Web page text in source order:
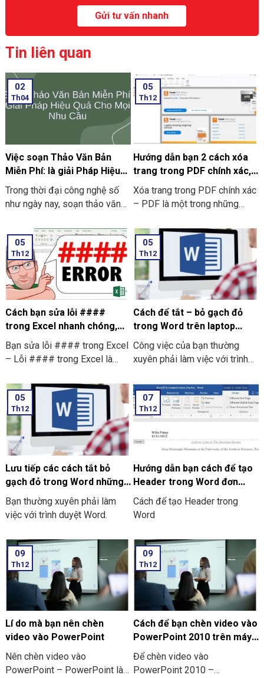
Tin liên quan
02
Th04
Việc soạn Thảo Văn Bản
Miễn Phí: là giải Pháp Hiệu
Quả Cho Mọi Nhu Cầu
Trong thời đại công nghệ số
như ngày nay, soạn thảo văn
cầu thiết yếu cho học sinh,
sinh viên, cả nhân viên văn
phòng và doanh nghiệp.
05
Th12
Hướng dẫn bạn 2 cách xóa
trang trong PDF chính xác,
nhanh chóng
Xóa trang trong PDF chính xác
– PDF là một trong những
trình chia sẻ và truyền tải
thông tin và tài liệu giữa mọi
người với nhau. Tuy vậy ở
trong quá trình thao tác, đôi lúc
người dùng sẽ muốn xóa đi
trang PDF thừa hoặc là những
trang PDF trắng
05
Th12
Cách bạn sửa lỗi ####
trong Excel nhanh chóng,
đơn giản nhất
Bạn sửa lỗi #### trong Excel
– Lỗi #### trong Excel là
một ô không đủ rộng để hiển
thị được toàn bộ dữ liệu bên
trong. Điều này thường xảy ra
do nhiều nguyên nhân khác
nhau, bao gồm là:
05
Th12
Cách để tắt – bỏ gạch đỏ
trong Word trên laptop
Window mới nhất
Công việc của bạn thường
xuyên phải làm việc với trình
chịu khi các gạch đỏ xuất hiện
liên tục. Và bạn không biết
cách để bỏ gạch đỏ trong
ra sự phiền toái khi bạn muốn
nhập liệu nhanh hoặc là đang
làm việc với các văn bản
chuyên ngành. Hãy cùng chúng
tôi tìm hiểu cách tắt và bỏ
gạch đỏ trong Word trên
05
Th12
Lưu tiếp các cách tắt bỏ
gạch đỏ trong Word những
thiết bị khác
Bạn thường xuyên phải làm
việc với trình duyệt Word.
07
Th12
Hướng dẫn bạn cách để tạo
Header trong Word đơn
giản, dễ thực hiện
Cách để tạo Header trong
Word
09
Th12
Lí do mà bạn nên chèn
video vào PowerPoint
Nên chèn video vào
PowerPoint – PowerPoint là
09
Th12
Cách để bạn chèn video vào
PowerPoint 2010 trên máy
tính và điện thoại
Để chèn video vào
PowerPoint 2010 –